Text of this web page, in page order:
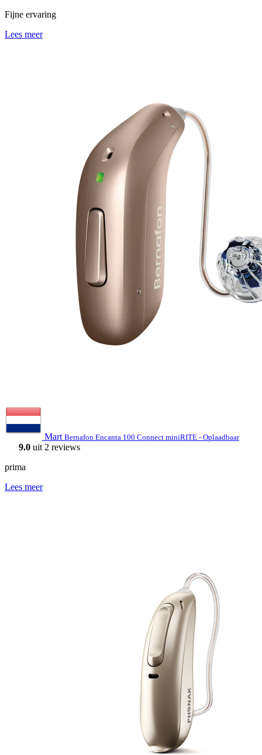
Fijne ervaring
Lees meer
Mart Bernafon Encanta 100 Connect miniRITE - Oplaadbaar
9.0 uit 2 reviews
prima
Lees meer